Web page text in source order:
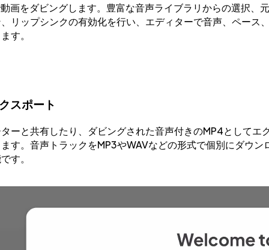
画をダビングします。豊富な音声ライブラリからの選択、
リップシンクの有効化を行い、エディターで音声、ペース
す。
スポート
ーと共有したり、ダビングされた音声付きのMP4としてエ
す。音声トラックをMP3やWAVなどの形式で個別にダウン
す。